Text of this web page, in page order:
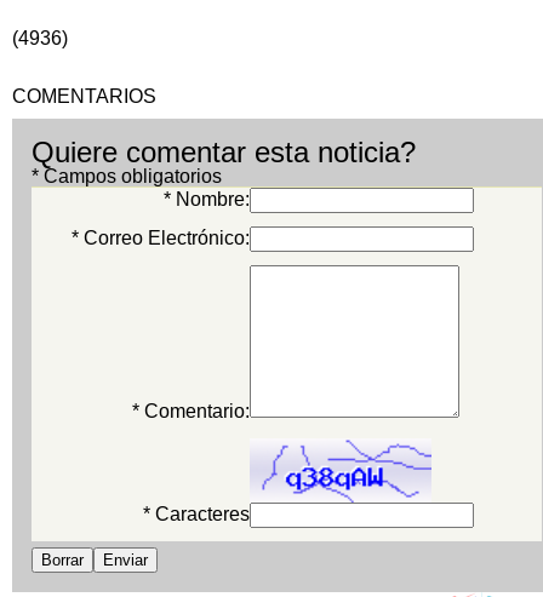
(4936)
COMENTARIOS
Quiere comentar esta noticia?
* Campos obligatorios
* Nombre:
* Correo Electrónico:
* Comentario:
* Caracteres